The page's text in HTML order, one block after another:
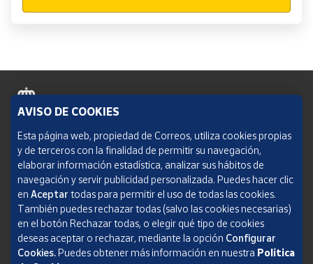
Política de cookies
Aviso legal
Condiciones del servicio
Política de Privacidad Web
Informe de transparencia
AVISO DE COOKIES
Esta página web, propiedad de Correos, utiliza cookies propias
y de terceros con la finalidad de permitir su navegación,
elaborar información estadística, analizar sus hábitos de
navegación y servir publicidad personalizada. Puedes hacer clic
en Aceptar todas para permitir el uso de todas las cookies.
También puedes rechazar todas (salvo las cookies necesarias)
en el botón Rechazar todas, o elegir qué tipo de cookies
deseas aceptar o rechazar, mediante la opción Configurar
Cookies.Puedes obtener más información en nuestra Política